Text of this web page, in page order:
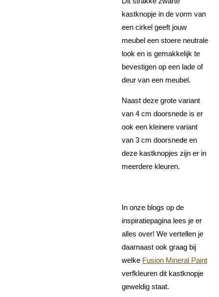
kastknopje in de vorm van
een cirkel geeft jouw
meubel een stoere neutrale
look en is gemakkelijk te
bevestigen op een lade of
deur van een meubel.
Naast deze grote variant
van 4 cm doorsnede is er
ook een kleinere variant
van 3 cm doorsnede en
deze kastknopjes zijn er in
meerdere kleuren.
In onze blogs op de
inspiratiepagina lees je er
alles over! We vertellen je
daarnaast ook graag bij
welke Fusion Mineral Paint
verfkleuren dit kastknopje
geweldig staat.